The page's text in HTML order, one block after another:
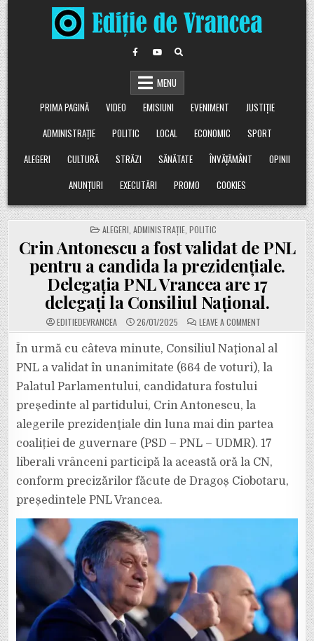
Skip
to
content
MENU
PRIMA PAGINĂ
VIDEO EMISIUNI EVENIMENT
JUSTIȚIE
ADMINISTRAȚIE
POLITIC LOCAL ECONOMIC
SPORT
ALEGERI
CULTURĂ STRĂZI SĂNĂTATE ÎNVĂȚĂMÂNT
OPINII
ANUNȚURI
EXECUTĂRI PROMO COOKIES
POSTED
IN
ALEGERI ADMINISTRAȚIE POLITIC
Crin Antonescu a fost validat de PNL
pentru a candida la prezidențiale.
Delegația PNL Vrancea are 17
delegați la Consiliul Național.
EDITIEDEVRANCEA 26/01/2025 LEAVE A COMMENT
CRIN
A
FOST
VALIDAT
DE
PREZIDENȚIALE.
DELEGAȚIA
PNL
VRANCEA
ARE
17
LA
CONSILIUL
În urmă cu câteva minute, Consiliul Naţional al
PNL a validat în unanimitate (664 de voturi), la
Palatul Parlamentului, candidatura fostului
preşedinte al partidului, Crin Antonescu, la
alegerile prezidenţiale din luna mai din partea
coaliției de guvernare (PSD – PNL – UDMR). 17
liberali vrânceni participă la această oră la CN,
conform precizărilor făcute de Dragoș Ciobotaru,
președintele PNL Vrancea.